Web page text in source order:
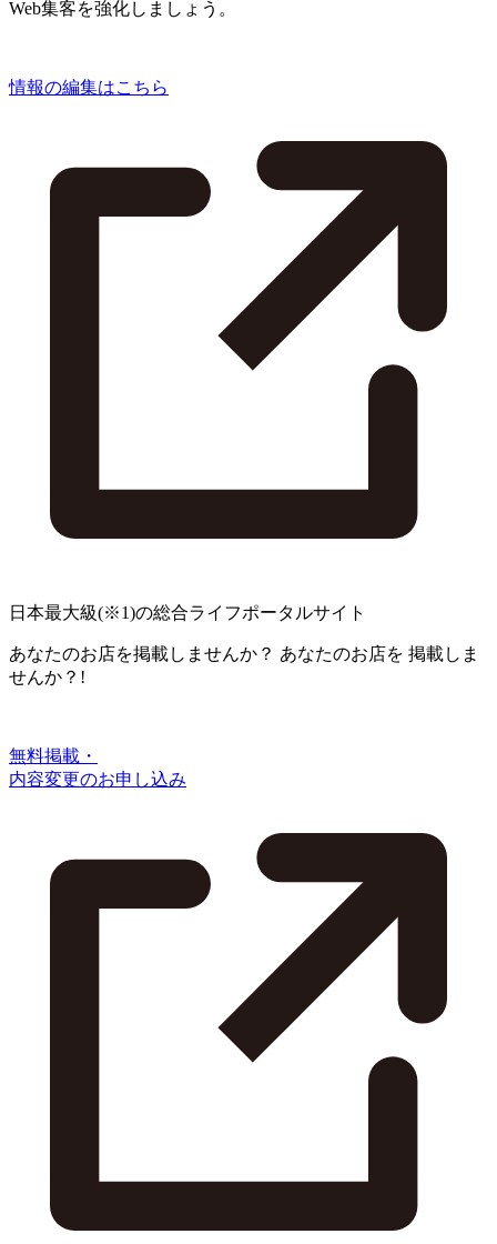
Web集客を強化しましょう。
情報の編集はこちら
日本最大級(※1)の総合ライフポータルサイト
あなたのお店を掲載しませんか？ あなたのお店を 掲載しま
せんか？!
無料掲載・
内容変更のお申し込み